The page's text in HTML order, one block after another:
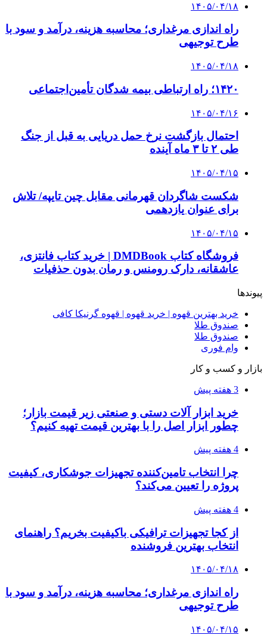
۱۴۰۵/۰۴/۱۸
راه اندازی مرغداری؛ محاسبه هزینه، درآمد و سود با
طرح توجیهی
۱۴۰۵/۰۴/۱۸
۱۴۲۰؛ راه ارتباطی بیمه شدگان تأمین‌اجتماعی
۱۴۰۵/۰۴/۱۶
احتمال بازگشت نرخ حمل دریایی به قبل از جنگ
طی ۲ تا ۳ ماه آینده
۱۴۰۵/۰۴/۱۵
شکست شاگردان قهرمانی مقابل چین تایپه/ تلاش
برای عنوان یازدهمی
۱۴۰۵/۰۴/۱۵
فروشگاه کتاب DMDBook | خرید کتاب فانتزی،
عاشقانه، دارک رومنس و رمان بدون حذفیات
پیوندها
خرید بهترین قهوه | خرید قهوه | قهوه گرنیکا کافی
صندوق طلا
صندوق طلا
وام فوری
بازار و کسب و کار
3 هفته پیش
خرید ابزار آلات دستی و صنعتی زیر قیمت بازار؛
چطور ابزار اصل را با بهترین قیمت تهیه کنیم؟
4 هفته پیش
چرا انتخاب تامین‌کننده تجهیزات جوشکاری، کیفیت
پروژه را تعیین می‌کند؟
4 هفته پیش
از کجا تجهیزات ترافیکی باکیفیت بخریم؟ راهنمای
انتخاب بهترین فروشنده
۱۴۰۵/۰۴/۱۸
راه اندازی مرغداری؛ محاسبه هزینه، درآمد و سود با
طرح توجیهی
۱۴۰۵/۰۴/۱۵